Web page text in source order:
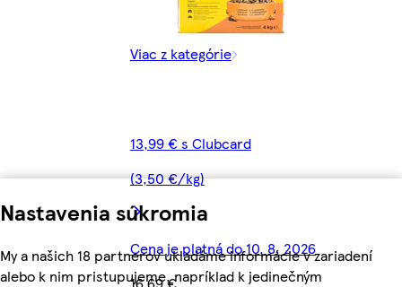
Nastavenia súkromia
My a našich 18 partnerov ukladáme informácie v zariadení
alebo k nim pristupujeme, napríklad k jedinečným
Viac z kategórie
13,99 € s Clubcard
(3,50 €/kg)
Cena je platná do 10. 8. 2026